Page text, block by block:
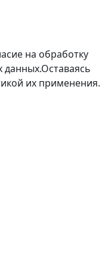
на обработку
данных.Оставаясь
их применения.